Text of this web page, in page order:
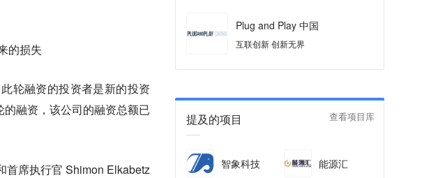
的损失
轮融资的投资者是新的投资
融资，该公司的融资总额已
首席执行官 Shimon Elkabetz
Plug and Play 中国
互联创新 创新无界
提及的项目 查看项目库
智象科技 能源汇